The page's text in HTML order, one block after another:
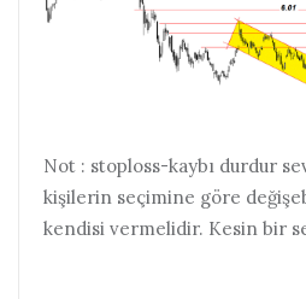
Not : stoploss-kaybı durdur
kişilerin seçimine göre
kendisi vermelidir. Kesin bir